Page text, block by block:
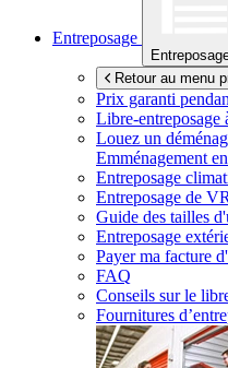
Entreposage
Retour au menu
Prix garanti
Libre-entreposage
Louez un
Emménagement
Entreposage
Entreposage de
Guide des tailles
Entreposage
Payer ma facture
FAQ
Conseils sur le
Fournitures